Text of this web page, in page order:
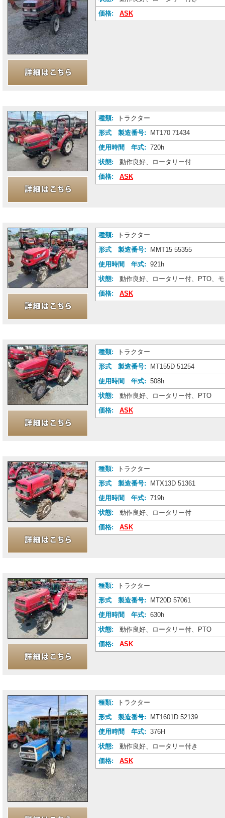
価格:
ASK
種類:
トラクター
形式 製造番号:
MT170 71434
使用時間 年式: 720h
状態:
動作良好、ロータリー付
価格:
ASK
種類:
トラクター
形式 製造番号:
MMT15 55355
使用時間 年式: 921h
状態:
動作良好、ロータリー付、PTO、
価格:
ASK
種類:
トラクター
形式 製造番号:
MT155D 51254
使用時間 年式: 508h
状態:
動作良好、ロータリー付、PTO
価格:
ASK
種類:
トラクター
形式 製造番号:
MTX13D 51361
使用時間 年式: 719h
状態:
動作良好、ロータリー付
価格:
ASK
種類:
トラクター
形式 製造番号:
MT20D 57061
使用時間 年式: 630h
状態:
動作良好、ロータリー付、PTO
価格:
ASK
種類:
トラクター
形式 製造番号:
MT1601D 52139
使用時間 年式: 376H
状態:
動作良好、ロータリー付き
価格:
ASK